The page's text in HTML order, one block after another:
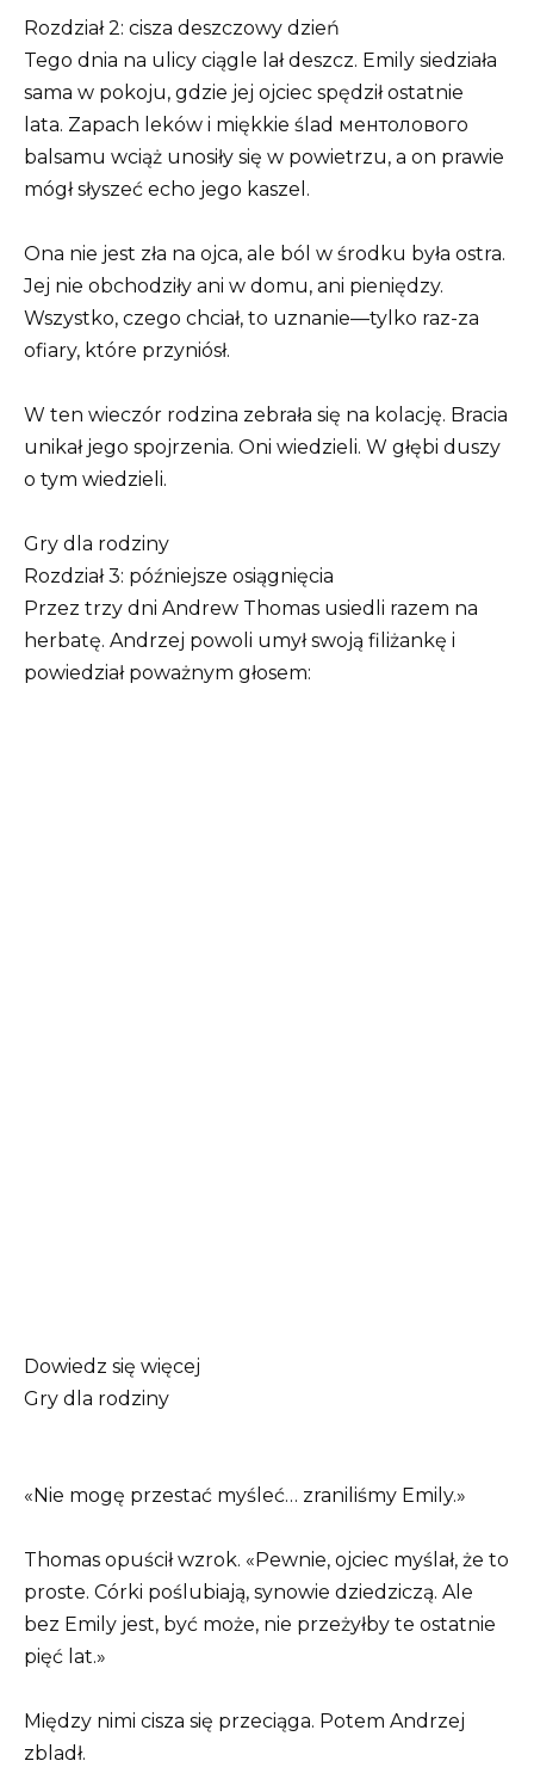
Rozdział 2: cisza deszczowy dzień
Tego dnia na ulicy ciągle lał deszcz. Emily siedziała
sama w pokoju, gdzie jej ojciec spędził ostatnie
lata. Zapach leków i miękkie ślad ментолового
balsamu wciąż unosiły się w powietrzu, a on prawie
mógł słyszeć echo jego kaszel.
Ona nie jest zła na ojca, ale ból w środku była ostra.
Jej nie obchodziły ani w domu, ani pieniędzy.
Wszystko, czego chciał, to uznanie—tylko raz-za
ofiary, które przyniósł.
W ten wieczór rodzina zebrała się na kolację. Bracia
unikał jego spojrzenia. Oni wiedzieli. W głębi duszy
o tym wiedzieli.
Gry dla rodziny
Rozdział 3: późniejsze osiągnięcia
Przez trzy dni Andrew Thomas usiedli razem na
herbatę. Andrzej powoli umył swoją filiżankę i
powiedział poważnym głosem:
Dowiedz się więcej
Gry dla rodziny
«Nie mogę przestać myśleć… zraniliśmy Emily.»
Thomas opuścił wzrok. «Pewnie, ojciec myślał, że to
proste. Córki poślubiają, synowie dziedziczą. Ale
bez Emily jest, być może, nie przeżyłby te ostatnie
pięć lat.»
Między nimi cisza się przeciąga. Potem Andrzej
zbladł.